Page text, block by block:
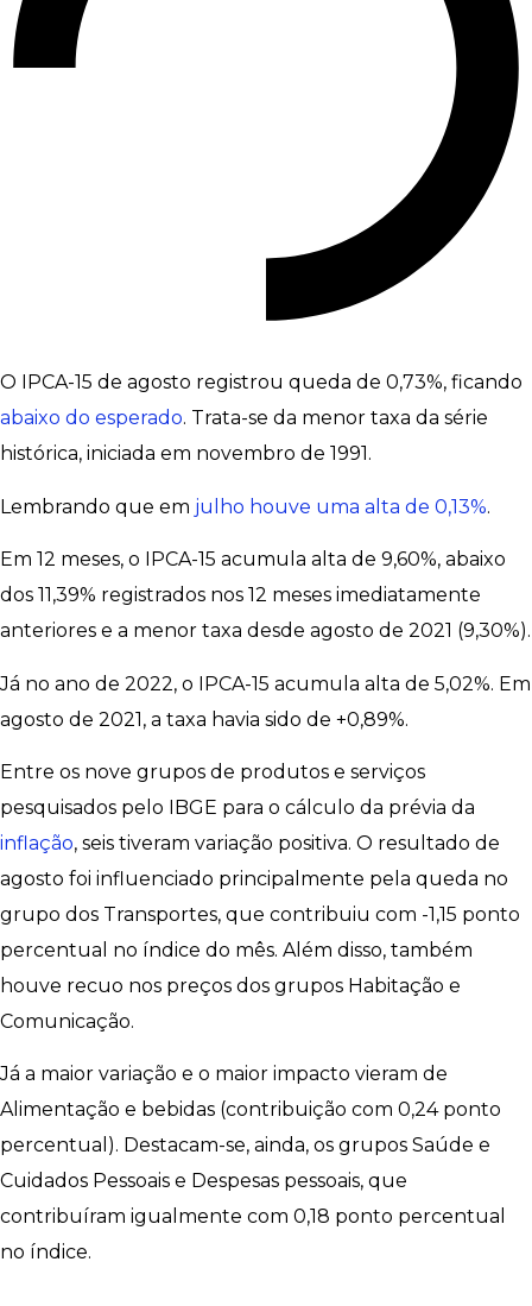
O IPCA-15 de agosto registrou queda de 0,73%, ficando
abaixo do esperado. Trata-se da menor taxa da série
histórica, iniciada em novembro de 1991.
Lembrando que em julho houve uma alta de 0,13%.
Em 12 meses, o IPCA-15 acumula alta de 9,60%, abaixo
dos 11,39% registrados nos 12 meses imediatamente
anteriores e a menor taxa desde agosto de 2021 (9,30%).
Já no ano de 2022, o IPCA-15 acumula alta de 5,02%. Em
agosto de 2021, a taxa havia sido de +0,89%.
Entre os nove grupos de produtos e serviços
pesquisados pelo IBGE para o cálculo da prévia da
inflação, seis tiveram variação positiva. O resultado de
agosto foi influenciado principalmente pela queda no
grupo dos Transportes, que contribuiu com -1,15 ponto
percentual no índice do mês. Além disso, também
houve recuo nos preços dos grupos Habitação e
Comunicação.
Já a maior variação e o maior impacto vieram de
Alimentação e bebidas (contribuição com 0,24 ponto
percentual). Destacam-se, ainda, os grupos Saúde e
Cuidados Pessoais e Despesas pessoais, que
contribuíram igualmente com 0,18 ponto percentual
no índice.